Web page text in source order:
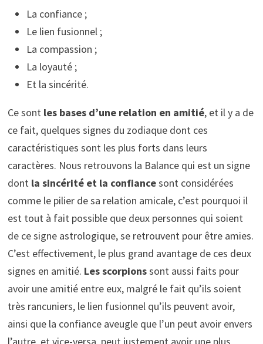
La confiance ;
Le lien fusionnel ;
La compassion ;
La loyauté ;
Et la sincérité.
Ce sont les bases d’une relation en amitié, et il y a de
ce fait, quelques signes du zodiaque dont ces
caractéristiques sont les plus forts dans leurs
caractères. Nous retrouvons la Balance qui est un signe
dont la sincérité et la confiancesont considérées
comme le pilier de sa relation amicale, c’est pourquoi il
est tout à fait possible que deux personnes qui soient
de ce signe astrologique, se retrouvent pour être amies.
C’est effectivement, le plus grand avantage de ces deux
signes en amitié. Les scorpionssont aussi faits pour
avoir une amitié entre eux, malgré le fait qu’ils soient
très rancuniers, le lien fusionnel qu’ils peuvent avoir,
ainsi que la confiance aveugle que l’un peut avoir envers